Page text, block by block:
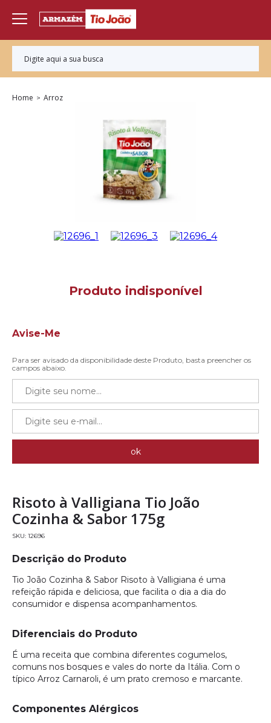
Home Arroz
Risoto à Valligiana Tio João
Cozinha & Sabor 175g
12696
Avise-Me
Para ser avisado da disponibilidade deste Produto, basta preencher os
campos abaixo.
Descrição do Produto
Tio João Cozinha & Sabor Risoto à Valligiana é uma
refeição rápida e deliciosa, que facilita o dia a dia do
consumidor e dispensa acompanhamentos.
Diferenciais do Produto
É uma receita que combina diferentes cogumelos,
comuns nos bosques e vales do norte da Itália. Com o
típico Arroz Carnaroli, é um prato cremoso e marcante.
Componentes Alérgicos